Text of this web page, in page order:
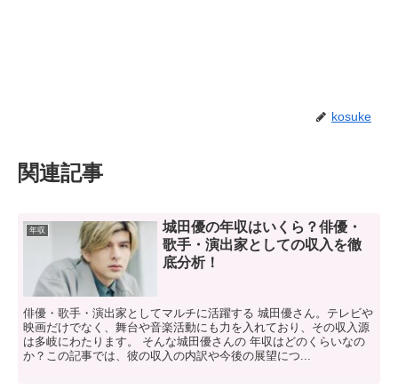
kosuke
関連記事
年収
城田優の年収はいくら？俳優・
歌手・演出家としての収入を徹
底分析！
俳優・歌手・演出家としてマルチに活躍する 城田優さん。テレビや
映画だけでなく、舞台や音楽活動にも力を入れており、その収入源
は多岐にわたります。 そんな城田優さんの 年収はどのくらいなの
か？この記事では、彼の収入の内訳や今後の展望につ...